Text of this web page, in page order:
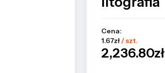
Cena:
1.67zł / szt.
2,236.80zł